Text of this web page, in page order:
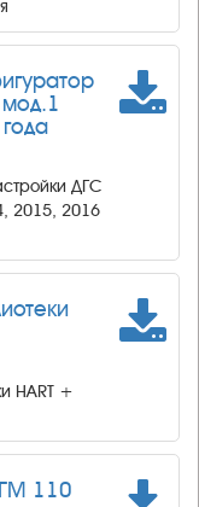
ДГС
2015, 2016
HART +
110